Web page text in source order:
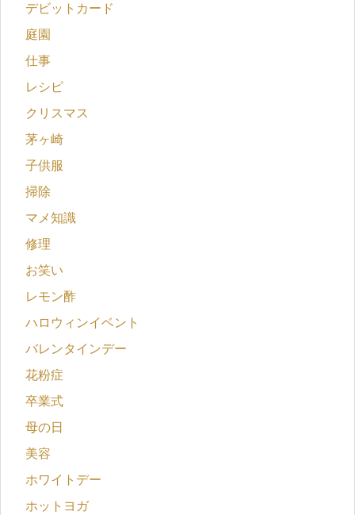
デビットカード
庭園
仕事
レシピ
クリスマス
茅ヶ崎
子供服
掃除
マメ知識
修理
お笑い
レモン酢
ハロウィンイベント
バレンタインデー
花粉症
卒業式
母の日
美容
ホワイトデー
ホットヨガ